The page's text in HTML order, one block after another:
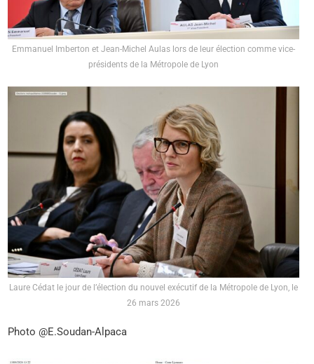
Emmanuel Imberton et Jean-Michel Aulas lors de leur élection comme vice-
présidents de la Métropole de Lyon
Laure Cédat le jour de l’élection du nouvel exécutif de la Métropole de Lyon, le
26 mars 2026
Photo @E.Soudan-Alpaca